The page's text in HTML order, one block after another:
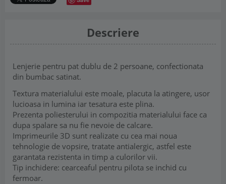
Descriere
Lenjerie pentru pat dublu de 2 persoane, confectionata
din bumbac satinat.
Textura materialului este moale, placuta la atingere, usor
lucioasa in lumina iar tesatura este plina.
Prezenta poliesterului in compozitia materialului face ca
dupa spalare sa nu fie nevoie de calcare.
Imprimeurile 3D sunt realizate cu cea mai noua
tehnologie de vopsire, tratate antialergic, astfel este
garantata rezistenta in timp a culorilor vii.
Tip inchidere: cearceaful pentru pilota se inchid cu
fermoar.